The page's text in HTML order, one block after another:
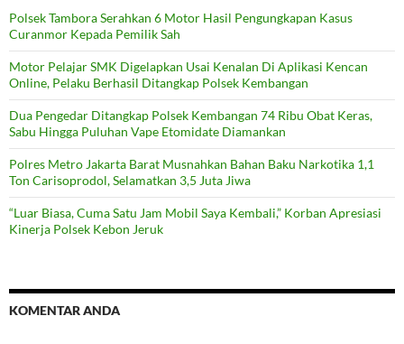
Polsek Tambora Serahkan 6 Motor Hasil Pengungkapan Kasus
Curanmor Kepada Pemilik Sah
Motor Pelajar SMK Digelapkan Usai Kenalan Di Aplikasi Kencan
Online, Pelaku Berhasil Ditangkap Polsek Kembangan
Dua Pengedar Ditangkap Polsek Kembangan 74 Ribu Obat Keras,
Sabu Hingga Puluhan Vape Etomidate Diamankan
Polres Metro Jakarta Barat Musnahkan Bahan Baku Narkotika 1,1
Ton Carisoprodol, Selamatkan 3,5 Juta Jiwa
“Luar Biasa, Cuma Satu Jam Mobil Saya Kembali,” Korban Apresiasi
Kinerja Polsek Kebon Jeruk
KOMENTAR ANDA